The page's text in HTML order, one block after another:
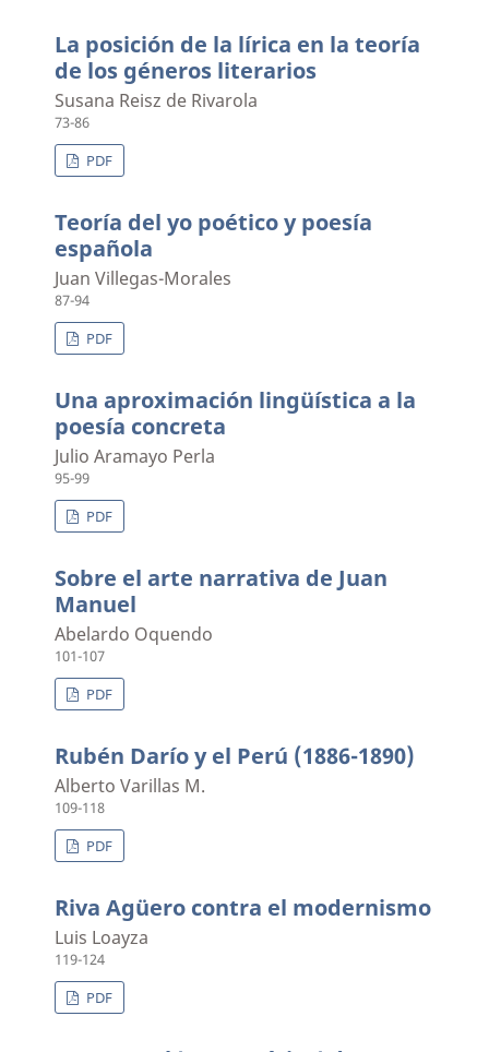
La posición de la lírica en la teoría
de los géneros literarios
Susana Reisz de Rivarola
73-86
PDF
Teoría del yo poético y poesía
española
Juan Villegas-Morales
87-94
PDF
Una aproximación lingüística a la
poesía concreta
Julio Aramayo Perla
95-99
PDF
Sobre el arte narrativa de Juan
Manuel
Abelardo Oquendo
101-107
PDF
Rubén Darío y el Perú (1886-1890)
Alberto Varillas M.
109-118
PDF
Riva Agüero contra el modernismo
Luis Loayza
119-124
PDF